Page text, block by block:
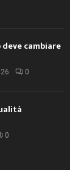
cambiare
0
0